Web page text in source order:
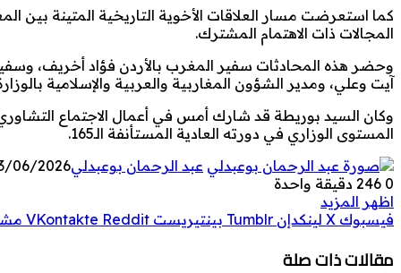
كما استعرضت مسار العلاقات الأخوية التاريخية المتينة بين
المجالات ذات الاهتمام المشترك.
وحضر هذه المحادثات سفير المغرب بالأردن فؤاد أخريف،
آيت وعلي، ومدير الشؤون المغاربية والعربية والإسلامية
وكان السيد بوريطة قد شارك أمس في أعمال الاجتماع
المستوى الوزاري في دورته العادية المستأنفة الـ165.
عبد الرحمان بوعبدلي06/2026
0
دقيقة واحدة
اظهر المزيد
فيسبوك ‫X لينكدإن بينتيريست
مقالات ذات صلة